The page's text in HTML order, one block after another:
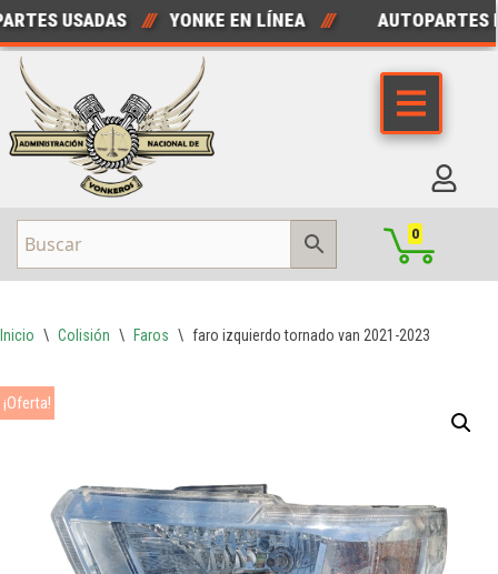
Saltar
al
contenido
USADAS /// YONKE EN LÍNEA /// AUTOPARTES
0
Inicio \ Colisión \ Faros \ faro izquierdo tornado van 2021-2023
¡Oferta!